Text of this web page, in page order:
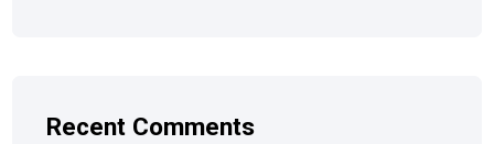
Recent Comments